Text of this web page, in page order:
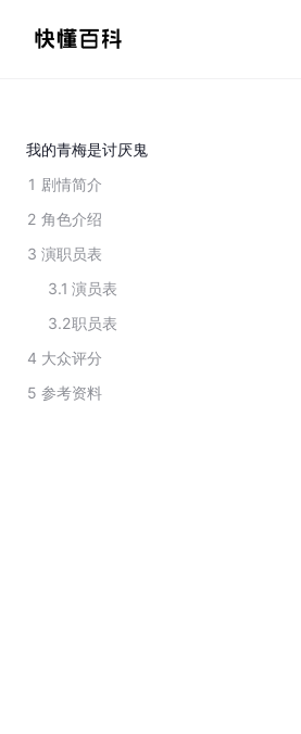
我的青梅是讨厌鬼
1 剧情简介
2 角色介绍
3 演职员表
3.1 演员表
3.2职员表
4 大众评分
5 参考资料